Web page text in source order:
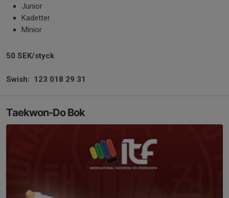
Junior
Kadetter
Minior
50 SEK/styck
Swish: 123 018 29 31
Taekwon-Do Bok